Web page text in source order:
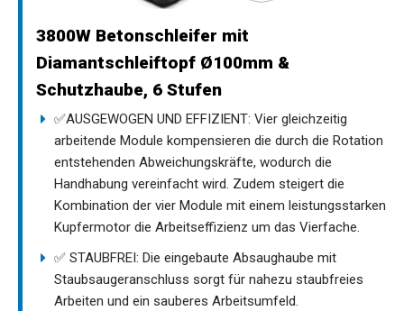
3800W Betonschleifer mit
Diamantschleiftopf Ø100mm &
Schutzhaube, 6 Stufen
✅AUSGEWOGEN UND EFFIZIENT: Vier gleichzeitig
arbeitende Module kompensieren die durch die Rotation
entstehenden Abweichungskräfte, wodurch die
Handhabung vereinfacht wird. Zudem steigert die
Kombination der vier Module mit einem leistungsstarken
Kupfermotor die Arbeitseffizienz um das Vierfache.
✅ STAUBFREI: Die eingebaute Absaughaube mit
Staubsaugeranschluss sorgt für nahezu staubfreies
Arbeiten und ein sauberes Arbeitsumfeld.